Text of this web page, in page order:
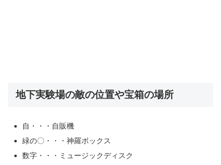
地下実験場の敵の位置や宝箱の場所
自・・・自販機
緑の〇・・・神羅ボックス
数字・・・ミュージックディスク